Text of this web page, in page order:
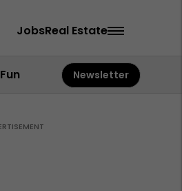
JobsReal Estate
Fun Newsletter